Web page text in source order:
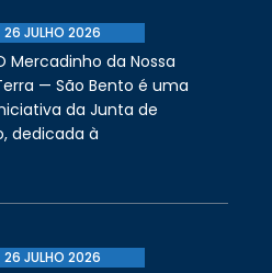
26 JULHO 2026
Mercadinho da Nossa
— São Bento é uma
da Junta de
dedicada à
26 JULHO 2026